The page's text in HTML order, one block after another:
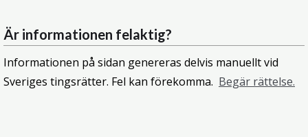
Är informationen felaktig?
Informationen på sidan genereras delvis manuellt vid
Sveriges tingsrätter. Fel kan förekomma. Begär rättelse.